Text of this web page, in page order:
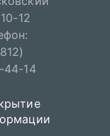
12
44-14